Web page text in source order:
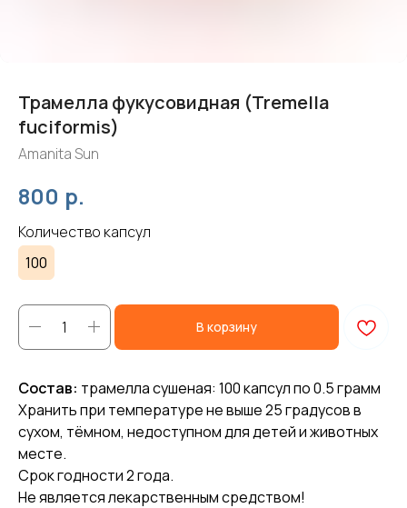
Трамелла фукусовидная (Tremella
fuciformis)
Amanita Sun
800 р.
Количество капсул
100
В корзину
Состав: трамелла сушеная: 100 капсул по 0.5 грамм
Хранить при температуре не выше 25 градусов в
сухом, тёмном, недоступном для детей и животных
месте.
Срок годности 2 года.
Не является лекарственным средством!